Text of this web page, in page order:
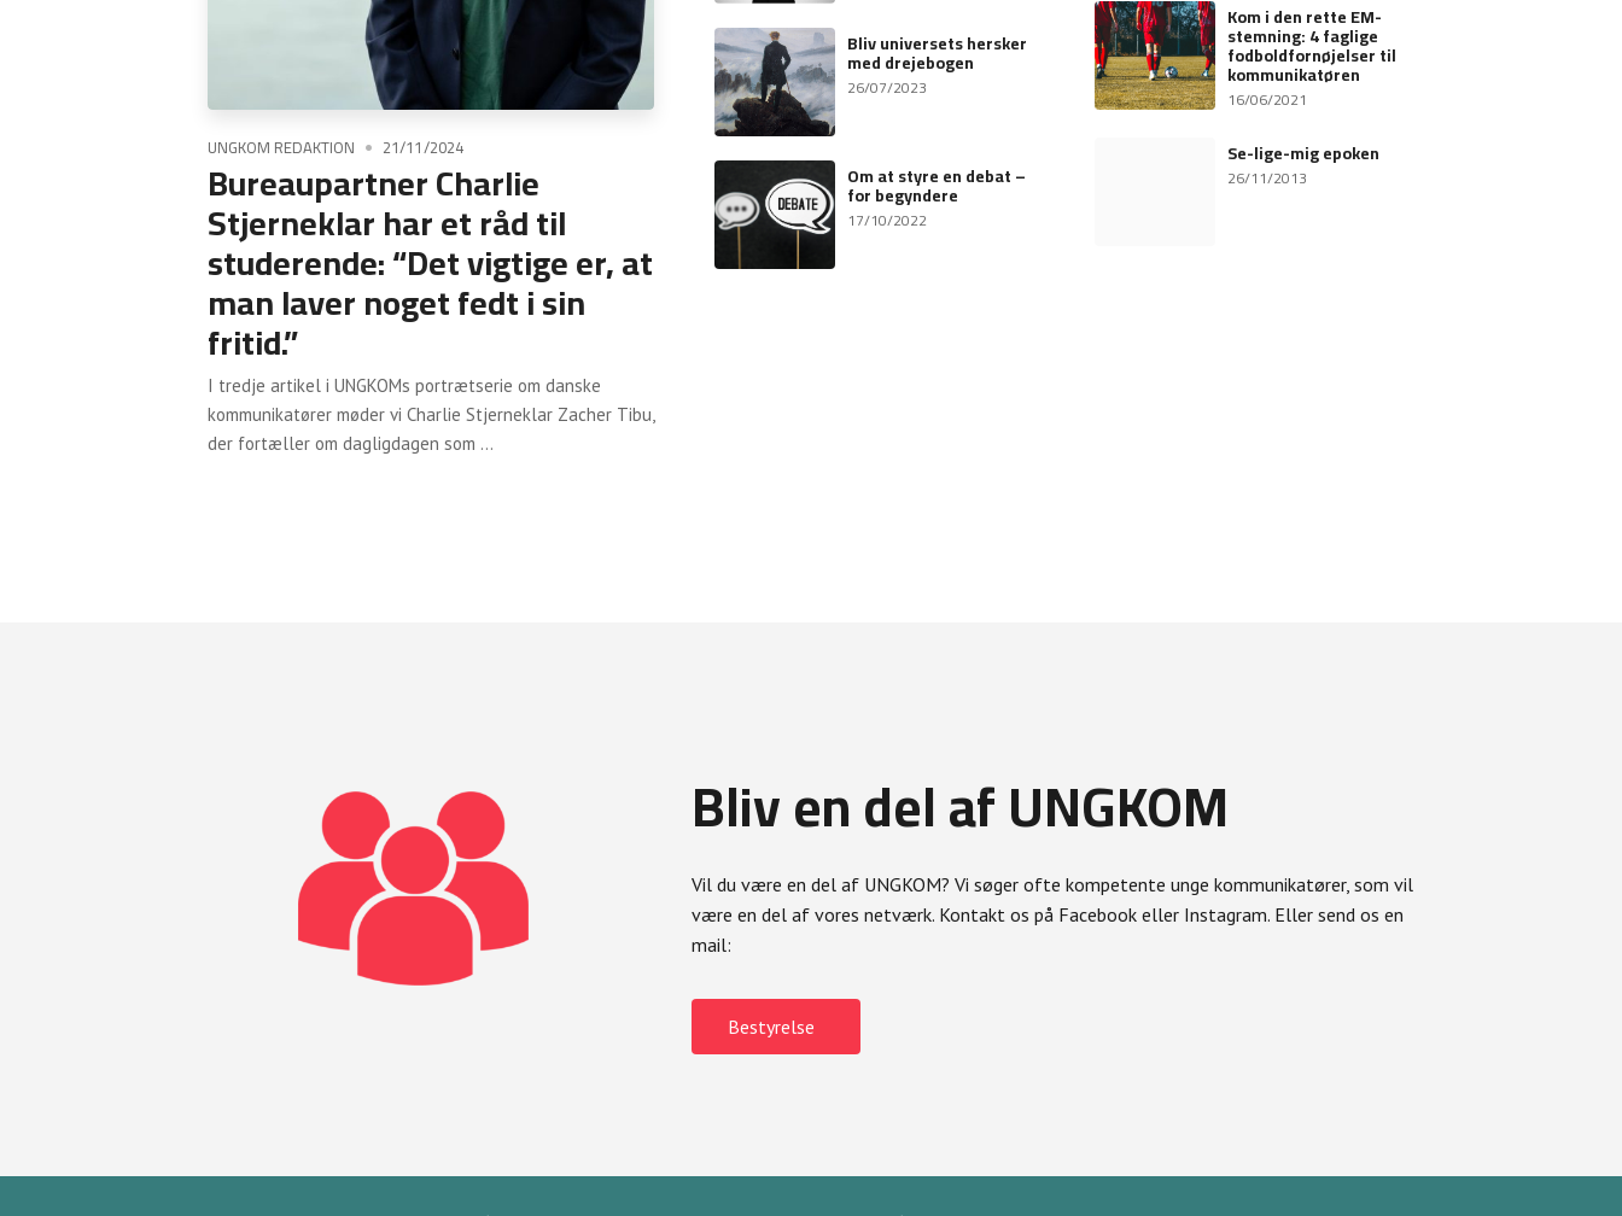
UNGKOM REDAKTION 21/11/2024
Bureaupartner Charlie
Stjerneklar har et råd til
studerende: “Det vigtige er, at
man laver noget fedt i sin
fritid.”
I tredje artikel i UNGKOMs portrætserie om danske
kommunikatører møder vi Charlie Stjerneklar Zacher Tibu,
der fortæller om dagligdagen som ...
Bliv universets hersker
med drejebogen
26/07/2023
Om at styre en debat –
for begyndere
17/10/2022
Kom i den rette EM-
stemning: 4 faglige
fodboldfornøjelser til
kommunikatøren
16/06/2021
Se-lige-mig epoken
26/11/2013
Bliv en del af UNGKOM
Vil du være en del af UNGKOM? Vi søger ofte kompetente unge kommunikatører, som vil
være en del af vores netværk. Kontakt os på Facebook eller Instagram. Eller send os en
mail:
Bestyrelse